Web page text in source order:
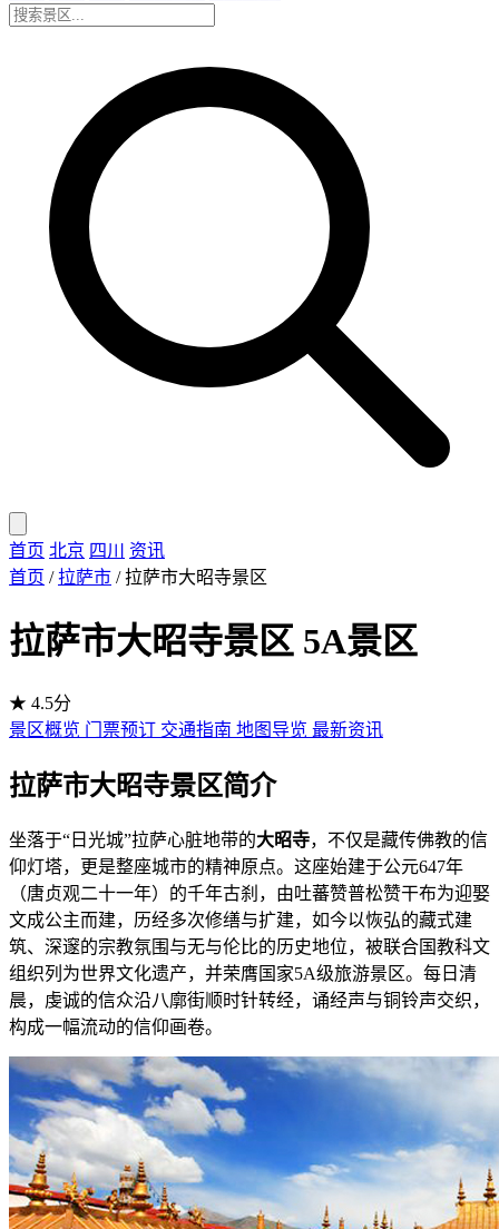
首页 北京 四川
资讯
首页 / 拉萨市 / 拉萨市大昭寺景区
拉萨市大昭寺景区 5A景区
★ 4.5分
景区概览 门票预订 交通指南 地图导览 最新资讯
拉萨市大昭寺景区简介
坐落于“日光城”拉萨心脏地带的大昭寺，不仅是藏传佛教的信
仰灯塔，更是整座城市的精神原点。这座始建于公元647年
（唐贞观二十一年）的千年古刹，由吐蕃赞普松赞干布为迎娶
文成公主而建，历经多次修缮与扩建，如今以恢弘的藏式建
筑、深邃的宗教氛围与无与伦比的历史地位，被联合国教科文
组织列为世界文化遗产，并荣膺国家5A级旅游景区。每日清
晨，虔诚的信众沿八廓街顺时针转经，诵经声与铜铃声交织，
构成一幅流动的信仰画卷。